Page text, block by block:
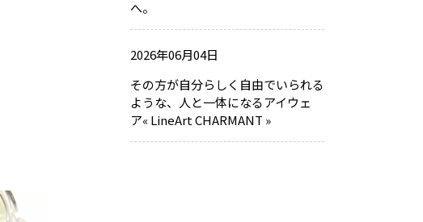
へ。
2026年06月04日
その方が自分らしく自由でいられる
ような、人と一体になるアイウェ
ア« LineArt CHARMANT »